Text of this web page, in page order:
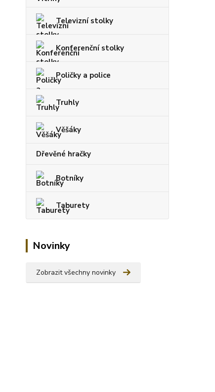
Televizní stolky
Konferenční stolky
Poličky a police
Truhly
Věšáky
Dřevěné hračky
Botníky
Taburety
Novinky
Zobrazit všechny novinky